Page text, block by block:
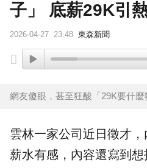
子」 底薪29K引
2026-04-27 23:48 東森新聞
網友傻眼，甚至狂酸「29K要什麼
雲林一家公司近日 徵才
薪水有感，內容還寫到想